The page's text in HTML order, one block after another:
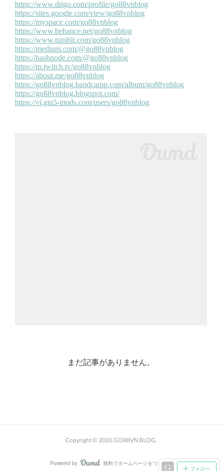
まだ記事がありません。
フォロー
Copyright © 2026GO88VN BLOG.
Powered by AmebaOwnd
無料でホームページをつくろう